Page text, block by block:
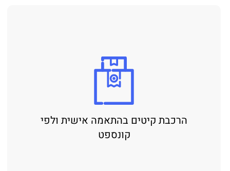
הרכבת קיטים בהתאמה אישית ולפי
קונספט